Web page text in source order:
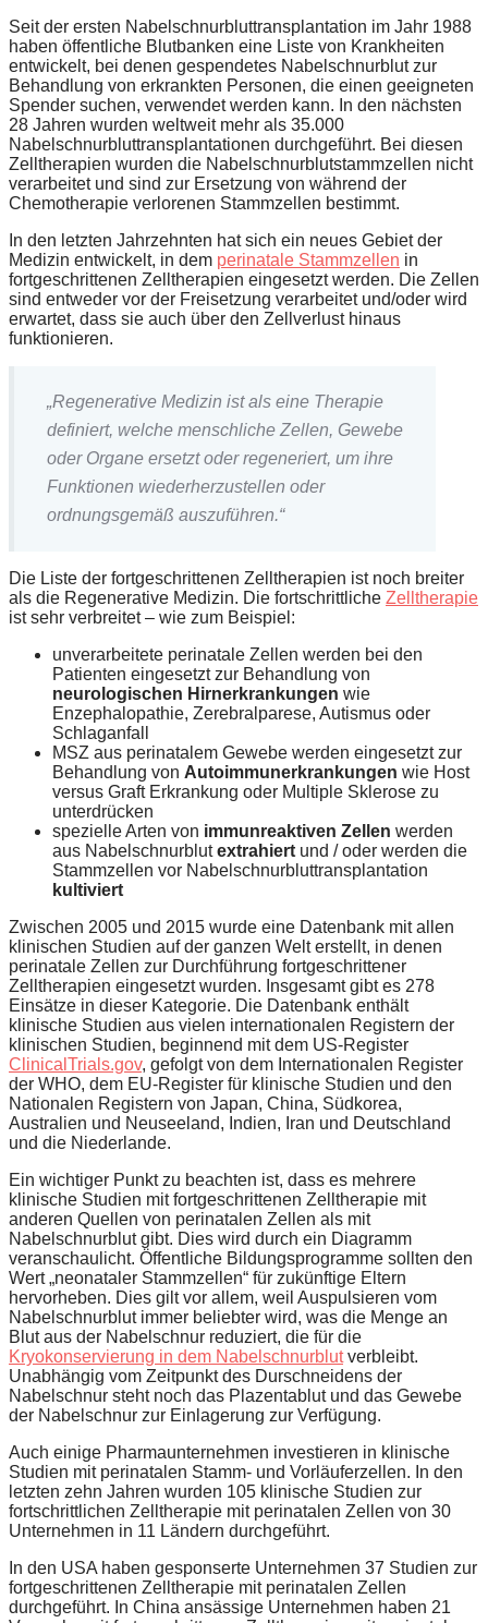
Seit der ersten Nabelschnurbluttransplantation im Jahr 1988
haben öffentliche Blutbanken eine Liste von Krankheiten
entwickelt, bei denen gespendetes Nabelschnurblut zur
Behandlung von erkrankten Personen, die einen geeigneten
Spender suchen, verwendet werden kann. In den nächsten
28 Jahren wurden weltweit mehr als 35.000
Nabelschnurbluttransplantationen durchgeführt. Bei diesen
Zelltherapien wurden die Nabelschnurblutstammzellen nicht
verarbeitet und sind zur Ersetzung von während der
Chemotherapie verlorenen Stammzellen bestimmt.
In den letzten Jahrzehnten hat sich ein neues Gebiet der
Medizin entwickelt, in dem perinatale Stammzellen in
fortgeschrittenen Zelltherapien eingesetzt werden. Die Zellen
sind entweder vor der Freisetzung verarbeitet und/oder wird
erwartet, dass sie auch über den Zellverlust hinaus
funktionieren.
„Regenerative Medizin ist als eine Therapie
definiert, welche menschliche Zellen, Gewebe
oder Organe ersetzt oder regeneriert, um ihre
Funktionen wiederherzustellen oder
ordnungsgemäß auszuführen.“
Die Liste der fortgeschrittenen Zelltherapien ist noch breiter
als die Regenerative Medizin. Die fortschrittliche Zelltherapie
ist sehr verbreitet – wie zum Beispiel:
unverarbeitete perinatale Zellen werden bei den
Patienten eingesetzt zur Behandlung von
neurologischen Hirnerkrankungen wie
Enzephalopathie, Zerebralparese, Autismus oder
Schlaganfall
MSZ aus perinatalem Gewebe werden eingesetzt zur
Behandlung von Autoimmunerkrankungen wie Host
versus Graft Erkrankung oder Multiple Sklerose zu
unterdrücken
spezielle Arten von immunreaktiven Zellen werden
aus Nabelschnurblutextrahiert und / oder werden die
Stammzellen vor Nabelschnurbluttransplantation
kultiviert
Zwischen 2005 und 2015 wurde eine Datenbank mit allen
klinischen Studien auf der ganzen Welt erstellt, in denen
perinatale Zellen zur Durchführung fortgeschrittener
Zelltherapien eingesetzt wurden. Insgesamt gibt es 278
Einsätze in dieser Kategorie. Die Datenbank enthält
klinische Studien aus vielen internationalen Registern der
klinischen Studien, beginnend mit dem US-Register
ClinicalTrials.gov, gefolgt von dem Internationalen Register
der WHO, dem EU-Register für klinische Studien und den
Nationalen Registern von Japan, China, Südkorea,
Australien und Neuseeland, Indien, Iran und Deutschland
und die Niederlande.
Ein wichtiger Punkt zu beachten ist, dass es mehrere
klinische Studien mit fortgeschrittenen Zelltherapie mit
anderen Quellen von perinatalen Zellen als mit
Nabelschnurblut gibt. Dies wird durch ein Diagramm
veranschaulicht. Öffentliche Bildungsprogramme sollten den
Wert „neonataler Stammzellen“ für zukünftige Eltern
hervorheben. Dies gilt vor allem, weil Auspulsieren vom
Nabelschnurblut immer beliebter wird, was die Menge an
Blut aus der Nabelschnur reduziert, die für die
Kryokonservierung in dem Nabelschnurblutverbleibt.
Unabhängig vom Zeitpunkt des Durschneidens der
Nabelschnur steht noch das Plazentablut und das Gewebe
der Nabelschnur zur Einlagerung zur Verfügung.
Auch einige Pharmaunternehmen investieren in klinische
Studien mit perinatalen Stamm- und Vorläuferzellen. In den
letzten zehn Jahren wurden 105 klinische Studien zur
fortschrittlichen Zelltherapie mit perinatalen Zellen von 30
Unternehmen in 11 Ländern durchgeführt.
In den USA haben gesponserte Unternehmen 37 Studien zur
fortgeschrittenen Zelltherapie mit perinatalen Zellen
durchgeführt. In China ansässige Unternehmen haben 21